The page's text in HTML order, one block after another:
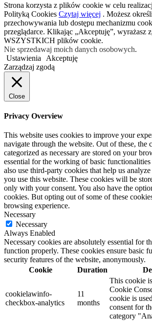
Strona korzysta z plików cookie w celu
Polityką Cookies Czytaj więcej . Możesz
przechowywania lub dostępu mechanizmu
przeglądarce. Klikając „Akceptuję”, wyrażasz
WSZYSTKICH plików cookie.
Nie sprzedawaj moich danych osobowych.
Ustawienia
Akceptuję
Zarządzaj zgodą
Close
Privacy Overview
This website uses cookies to improve your
navigate through the website. Out of these, the
categorized as necessary are stored on your
essential for the working of basic
also use third-party cookies that help us
you use this website. These cookies will be
only with your consent. You also have the
cookies. But opting out of some of these
browsing experience.
Necessary
Necessary
Always Enabled
Necessary cookies are absolutely essential for
function properly. These cookies ensure basic
security features of the website, anonymously.
Cookie
Duration
cookielawinfo-
checkbox-analytics
11
months
This cookie
Cookie
cookie is
consent for
category